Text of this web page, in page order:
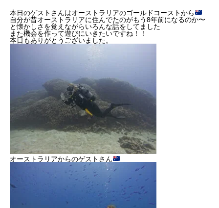
本日のゲストさんはオーストラリアのゴールドコーストから
自分が昔オーストラリアに住んでたのがもう8年前になるのか〜
と懐かしさを覚えながらいろんな話をしてました
また機会を作って遊びにいきたいですね！！
本日もありがとうございました。
オーストラリアからのゲストさん